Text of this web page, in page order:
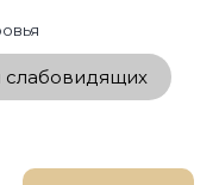
слабовидящих